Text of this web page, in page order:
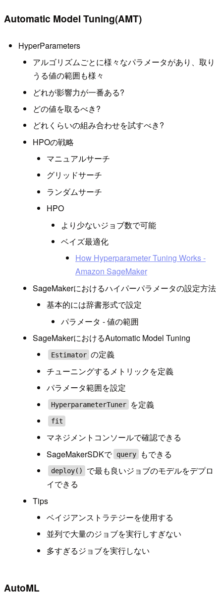
Automatic Model Tuning(AMT)
HyperParameters
アルゴリズムごとに様々なパラメータがあり、取り
うる値の範囲も様々
どれが影響力が一番ある?
どの値を取るべき?
どれくらいの組み合わせを試すべき?
HPOの戦略
マニュアルサーチ
グリッドサーチ
ランダムサーチ
HPO
より少ないジョブ数で可能
ベイズ最適化
How Hyperparameter Tuning Works -
Amazon SageMaker
SageMakerにおけるハイパーパラメータの設定方法
基本的には辞書形式で設定
パラメータ - 値の範囲
SageMakerにおけるAutomatic Model Tuning
Estimator の定義
チューニングするメトリックを定義
パラメータ範囲を設定
HyperparameterTuner を定義
fit
マネジメントコンソールで確認できる
SageMakerSDKで
query もできる
deploy()
で最も良いジョブのモデルをデプロ
イできる
Tips
ベイジアンストラテジーを使用する
並列で大量のジョブを実行しすぎない
多すぎるジョブを実行しない
AutoML